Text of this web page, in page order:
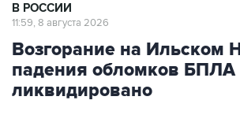
В РОССИИ
11:59, 8 августа 2026
Возгорание на Ильском
падения обломков БПЛА
ликвидировано